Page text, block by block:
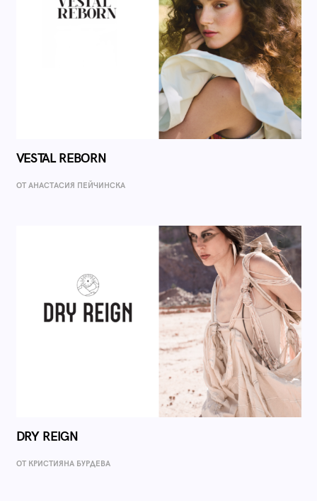
VESTAL REBORN
ОТ AНАСТАСИЯ ПЕЙЧИНСКА
DRY REIGN
ОТ КРИСТИЯНА БУРДЕВА